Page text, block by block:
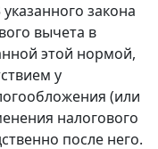
указанного закона
вычета в
этой нормой,
у
(или
налогового
после него.